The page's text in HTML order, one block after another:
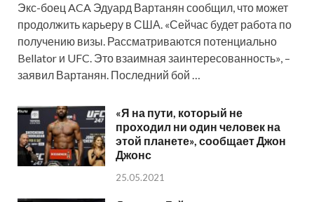
Экс-боец ACA Эдуард Вартанян сообщил, что может
продолжить карьеру в США. «Сейчас будет работа по
получению визы. Рассматриваются потенциально
Bellator и UFC. Это взаимная заинтересованность», –
заявил Вартанян. Последний бой …
«Я на пути, который не
проходил ни один человек на
этой планете», сообщает Джон
Джонс
25.05.2021